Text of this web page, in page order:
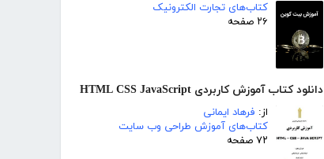
کتاب‌های تجارت الکترونیک
۲۶ صفحه
دانلود کتاب آموزش کاربردی HTML CSS JavaScript
از: فرهاد ایمانی
کتاب‌های آموزش طراحی وب سایت
۷۲ صفحه